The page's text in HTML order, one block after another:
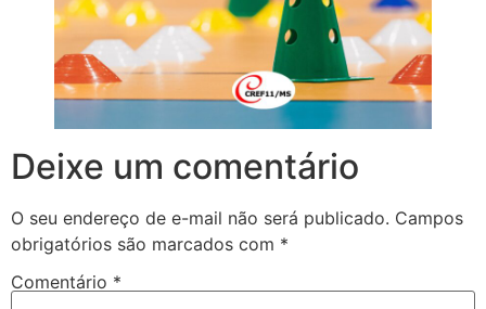
Deixe um comentário
O seu endereço de e-mail não será publicado. Campos
obrigatórios são marcados com *
Comentário *